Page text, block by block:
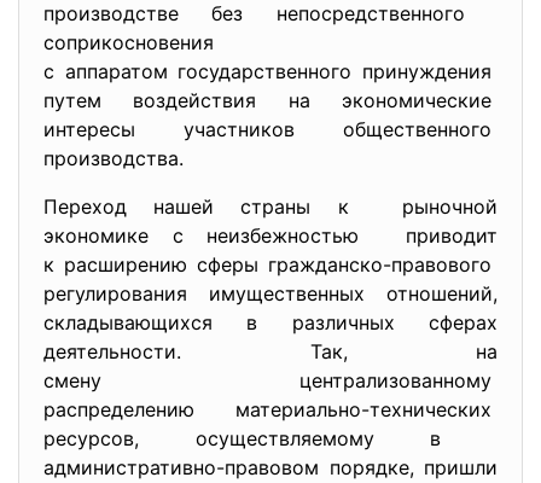
производстве без непосредственного
соприкосновения
с аппаратом государственного принуждения
путем воздействия на экономические
интересы участников общественного
производства.
Переход нашей страны к рыночной
экономике с неизбежностью приводит
к расширению сферы гражданско-правового
регулирования имущественных отношений,
складывающихся в различных сферах
деятельности. Так, на
смену централизованному
распределению материально-технических
ресурсов, осуществляемому в
административно-правовом порядке, пришли